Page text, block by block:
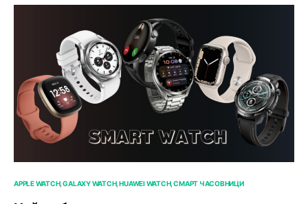
APPLE WATCH GALAXY WATCH HUAWEI WATCH СМАРТ ЧАСОВНИЦИ